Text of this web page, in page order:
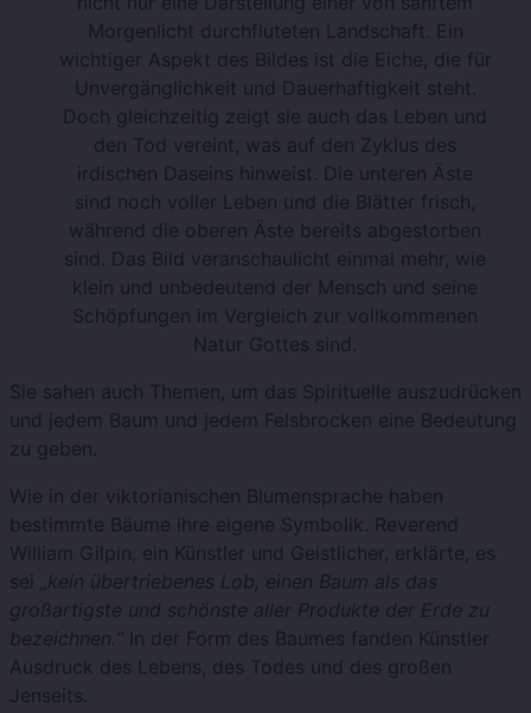
Morgenlicht durchfluteten Landschaft. Ein
wichtiger Aspekt des Bildes ist die Eiche, die für
Unvergänglichkeit und Dauerhaftigkeit steht.
Doch gleichzeitig zeigt sie auch das Leben und
den Tod vereint, was auf den Zyklus des
irdischen Daseins hinweist. Die unteren Äste
sind noch voller Leben und die Blätter frisch,
während die oberen Äste bereits abgestorben
sind. Das Bild veranschaulicht einmal mehr, wie
klein und unbedeutend der Mensch und seine
Schöpfungen im Vergleich zur vollkommenen
Natur Gottes sind.
Sie sahen auch Themen, um das Spirituelle auszudrücken
und jedem Baum und jedem Felsbrocken eine Bedeutung
zu geben.
Wie in der viktorianischen Blumensprache haben
bestimmte Bäume ihre eigene Symbolik. Reverend
William Gilpin, ein Künstler und Geistlicher, erklärte, es
sei
„kein übertriebenes Lob, einen Baum als das
großartigste und schönste aller Produkte der Erde zu
bezeichnen.“ In der Form des Baumes fanden Künstler
Ausdruck des Lebens, des Todes und des großen
Jenseits.